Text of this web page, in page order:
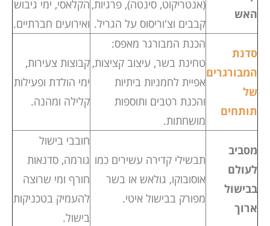
האש
(אנטריקוט, סינטה), פרגיות,
קבבים וצ'וריסוס על הגריל.
הקלאסי, ימי גיבוש
ואירועים חברתיים.
סדנת
המבורגרים
של
תותחים
הכנת המבורגר מאפס:
טחינת בשר, עיצוב קציצות,
אפיית לחמניות ביתיות
והכנת רטבים ותוספות
מושחתות.
קבוצות צעירות,
ימי הולדת ופעילות
קלילה ומהנה.
מסביב
לעולם
בבישול
ארוך
תבשילי קדירה עשירים כמו
אוסובוקו, גולאש או בשר
מפורק בבישול איטי.
חובבי בישול
גורמה, סדנאות
חורף ומי שרוצה
להעמיק בטכניקות
בישול.